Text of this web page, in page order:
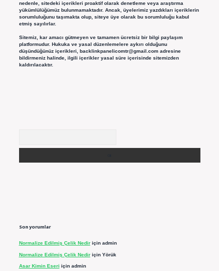
nedenle, sitedeki içerikleri proaktif olarak denetleme veya araştırma
yükümlülüğümüz bulunmamaktadır. Ancak, üyelerimiz yazdıkları içeriklerin
sorumluluğunu taşımakta olup, siteye üye olarak bu sorumluluğu kabul
etmiş sayılırlar.
Sitemiz, kar amacı gütmeyen ve tamamen ücretsiz bir bilgi paylaşım
platformudur. Hukuka ve yasal düzenlemelere aykırı olduğunu
düşündüğünüz içerikleri, backlinkpanelicomtr@gmail.comadresine
bildirmeniz halinde, ilgili içerikler yasal süre içerisinde sitemizden
kaldırılacaktır.
Son yorumlar
Normalize Edilmiş Çelik Nediriçin admin
Normalize Edilmiş Çelik Nediriçin Yörük
Asar Kimin Eseri için admin